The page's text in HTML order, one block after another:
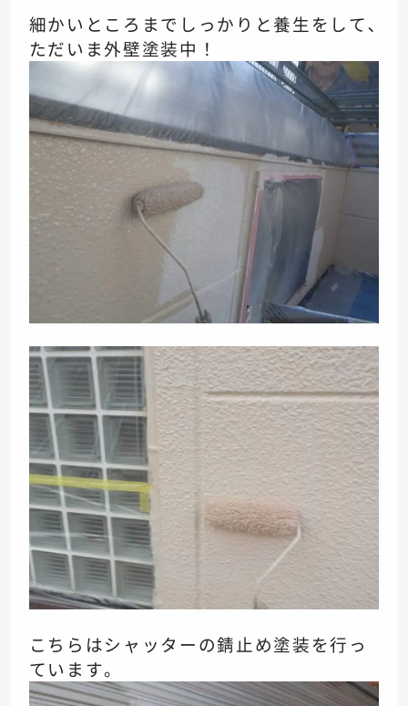
細かいところまで しっかりと養生をして､
ただいま外壁塗装中！
こちらはシャッターの錆止め塗装を行っ
ています。